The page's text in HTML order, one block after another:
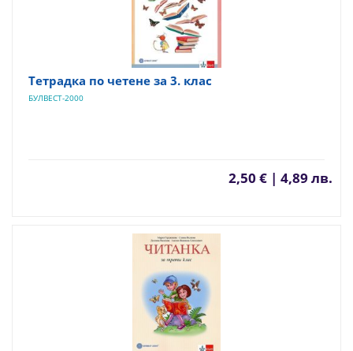
Тетрадка по четене за 3. клас
БУЛВЕСТ-2000
2,50 € | 4,89 лв.